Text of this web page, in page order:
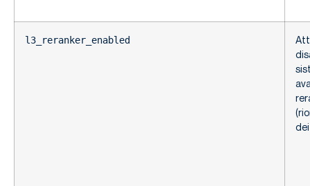
l3_reranker_enabled